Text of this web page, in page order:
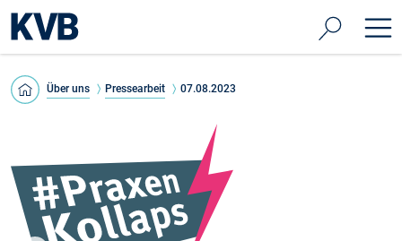
Über uns Pressearbeit 07.08.2023